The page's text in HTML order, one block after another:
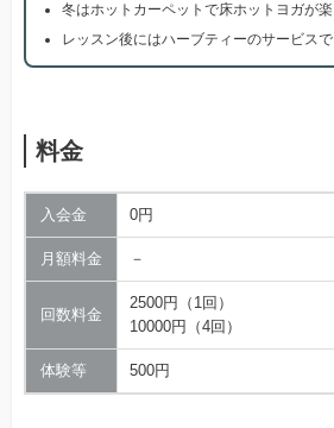
冬はホットカーペットで床ホットヨガが
レッスン後にはハーブティーのサービス
料金
入会金 0円
月額料金 －
回数料金
2500円（1回）
10000円（4回）
体験等 500円